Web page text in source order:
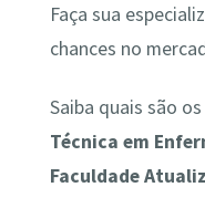
Faça sua
chances no
Saiba quais são os
Técnica em
Faculdade